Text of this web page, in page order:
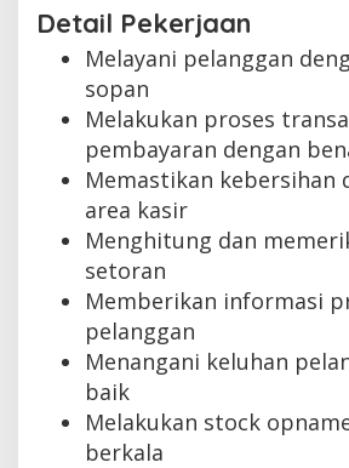
Detail Pekerjaan
Melayani pelanggan
sopan
Melakukan proses
pembayaran dengan
Memastikan kebersihan
area kasir
Menghitung dan
setoran
Memberikan informasi
pelanggan
Menangani keluhan
baik
Melakukan stock
berkala